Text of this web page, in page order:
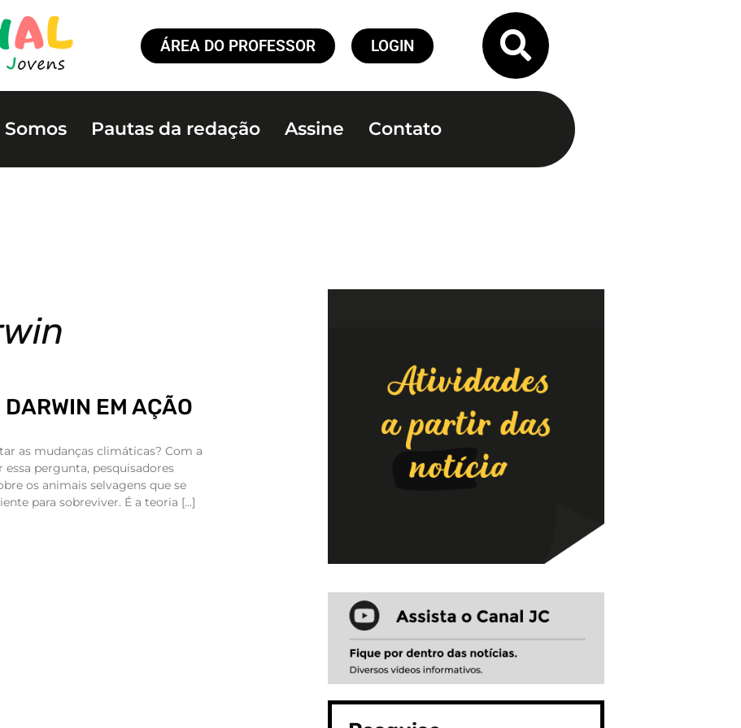
ÁREA DO PROFESSOR LOGIN
Pautas da redação Assine Contato
EM AÇÃO
as mudanças climáticas? Com a
pergunta, pesquisadores
os animais selvagens que se
para sobreviver. É a teoria […]